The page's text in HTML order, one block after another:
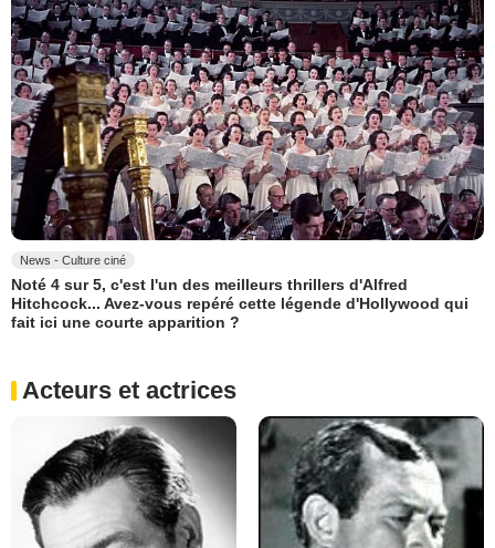
News - Culture ciné
Noté 4 sur 5, c'est l'un des meilleurs thrillers d'Alfred
Hitchcock... Avez-vous repéré cette légende d'Hollywood qui
fait ici une courte apparition ?
Acteurs et actrices